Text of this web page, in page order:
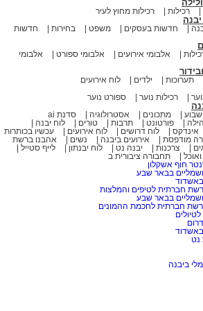
על המגרש. אני
מצאתם טעות
רכילות רכילות מחוץ לעיר
חדשות בעסקים משפט בחירות
חדשות
אלבומי אירועים אלבומי ספורט
אלבומי
תערוכות ילדים לוח אירועים
רכילות נוער ספורט נוער
מתכונים אסטרולוגיה
סדנת ai
פורטונט תרבות טורים
לוח יבנה
אינדקס לוח דרושים לוח אירועים
עכשיו בכותרות
מודפסת
אירועים ביבנה נשים
אהבנו ברשת
צרכנות יבנה נט לוח יבנתון
לייף סטייל
תחבורה ציבורית ב
חוף אשקלון
בבאר שבע
באשדוד
חברתית לטיפים והמלצות
בבאר שבע
באשדוד
נט
ביבנה